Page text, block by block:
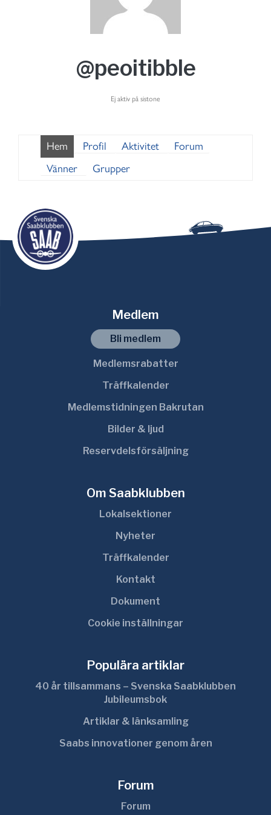
@peoitibble
Ej aktiv på sistone
Hem Profil Aktivitet
Forum
Vänner
Grupper
Medlem
Bli medlem
Medlemsrabatter
Träffkalender
Medlemstidningen Bakrutan
Bilder & ljud
Reservdelsförsäljning
Om Saabklubben
Lokalsektioner
Nyheter
Träffkalender
Kontakt
Dokument
Cookie inställningar
Populära artiklar
40 år tillsammans – Svenska Saabklubben
Jubileumsbok
Artiklar & länksamling
Saabs innovationer genom åren
Forum
Forum